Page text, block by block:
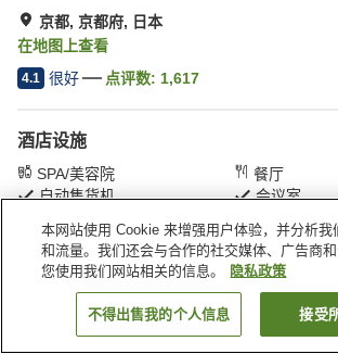
京都, 京都府, 日本
在地图上查看
4.1 很好 点评数: 1,617
酒店设施
SPA/美容院
餐厅
自动售货机
会议室
首页 日本 京都府 京都 京阪京桥格兰
搜索客房
本网站使用 Cookie 来增强用户体验，并分析我
和流量。我们还会与合作的社交媒体、广告商
您使用我们网站相关的信息。
隐私政策
不得出售我的个人信息 接受